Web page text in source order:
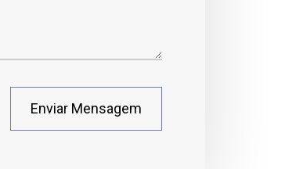
Enviar Mensagem